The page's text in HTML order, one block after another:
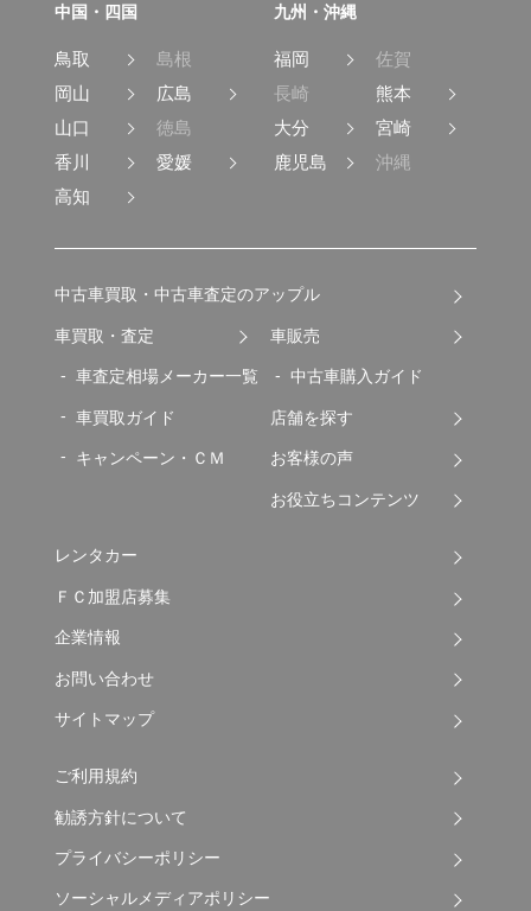
中国・四国
鳥取
島根
岡山
広島
山口
徳島
香川
愛媛
高知
九州・沖縄
福岡
佐賀
長崎
熊本
大分
宮崎
鹿児島
沖縄
中古車買取・中古車査定のアップル
車買取・査定
車査定相場メーカー一覧
車買取ガイド
キャンペーン・ＣＭ
車販売
中古車購入ガイド
店舗を探す
お客様の声
お役立ちコンテンツ
レンタカー
ＦＣ加盟店募集
企業情報
お問い合わせ
サイトマップ
ご利用規約
勧誘方針について
プライバシーポリシー
ソーシャルメディアポリシー